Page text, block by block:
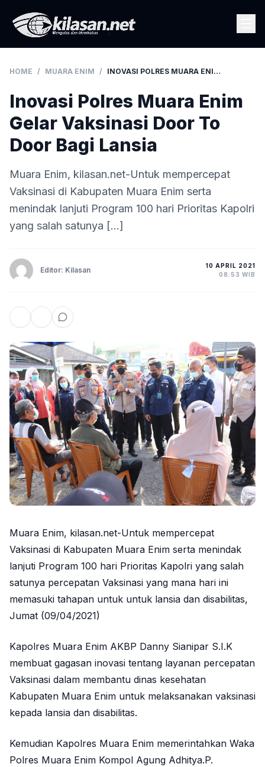
HOME / MUARA ENIM / INOVASI POLRES MUARA ENIM GELAR VAKSINASI DOOR TO DOOR BAGI LANSIA
Inovasi Polres Muara Enim
Gelar Vaksinasi Door To
Door Bagi Lansia
Muara Enim, kilasan.net-Untuk mempercepat
Vaksinasi di Kabupaten Muara Enim serta
menindak lanjuti Program 100 hari Prioritas Kapolri
yang salah satunya […]
Editor: Kilasan
10 APRIL 2021
08:53 WIB
Muara Enim, kilasan.net-Untuk mempercepat
Vaksinasi di Kabupaten Muara Enim serta menindak
lanjuti Program 100 hari Prioritas Kapolri yang salah
satunya percepatan Vaksinasi yang mana hari ini
memasuki tahapan untuk untuk lansia dan disabilitas,
Jumat (09/04/2021)
Kapolres Muara Enim AKBP Danny Sianipar S.I.K
membuat gagasan inovasi tentang layanan percepatan
Vaksinasi dalam membantu dinas kesehatan
Kabupaten Muara Enim untuk melaksanakan vaksinasi
kepada lansia dan disabilitas.
Kemudian Kapolres Muara Enim memerintahkan Waka
Polres Muara Enim Kompol Agung Adhitya.P.